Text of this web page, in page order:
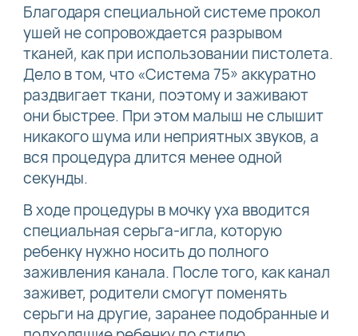
Благодаря специальной системе прокол
ушей не сопровождается разрывом
тканей, как при использовании пистолета.
Дело в том, что «Система 75» аккуратно
раздвигает ткани, поэтому и заживают
они быстрее. При этом малыш не слышит
никакого шума или неприятных звуков, а
вся процедура длится менее одной
секунды.
В ходе процедуры в мочку уха вводится
специальная серьга-игла, которую
ребенку нужно носить до полного
заживления канала. После того, как канал
заживет, родители смогут поменять
серьги на другие, заранее подобранные и